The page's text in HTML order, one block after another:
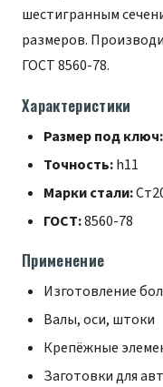
шестигранным
размеров.
ГОСТ 8560-78.
Характеристики
Размер под ключ:
Точность:h11
Марки стали:
ГОСТ:8560-78
Применение
Изготовление
Валы, оси, штоки
Крепёжные
Заготовки для